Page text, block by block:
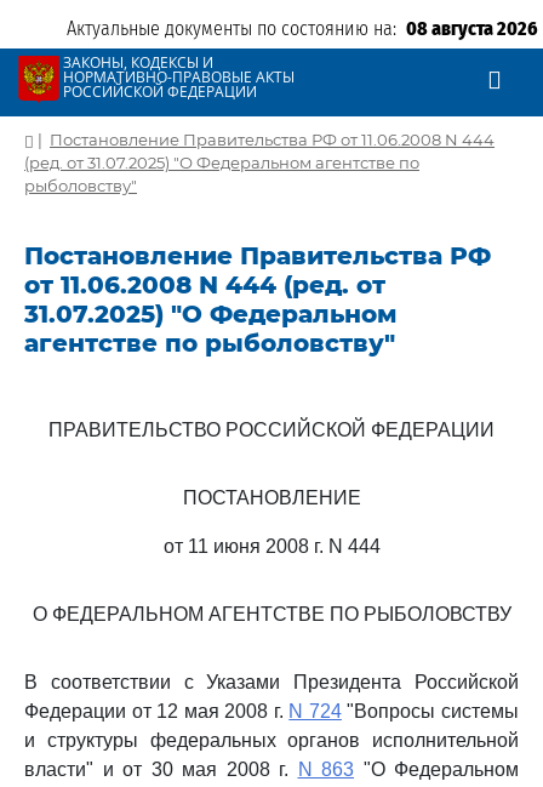
Актуальные документы по состоянию на: 08 августа 2026
ЗАКОНЫ, КОДЕКСЫ И
НОРМАТИВНО-ПРАВОВЫЕ АКТЫ
РОССИЙСКОЙ ФЕДЕРАЦИИ
| Постановление Правительства РФ от 11.06.2008 N 444
(ред. от 31.07.2025) "О Федеральном агентстве по
рыболовству"
Постановление Правительства РФ
от 11.06.2008 N 444 (ред. от
31.07.2025) "О Федеральном
агентстве по рыболовству"
ПРАВИТЕЛЬСТВО РОССИЙСКОЙ ФЕДЕРАЦИИ
ПОСТАНОВЛЕНИЕ
от 11 июня 2008 г. N 444
О ФЕДЕРАЛЬНОМ АГЕНТСТВЕ ПО РЫБОЛОВСТВУ
В соответствии с Указами Президента Российской
Федерации от 12 мая 2008 г. N 724"Вопросы системы
и структуры федеральных органов исполнительной
власти" и от 30 мая 2008 г.
N 863 "О Федеральном